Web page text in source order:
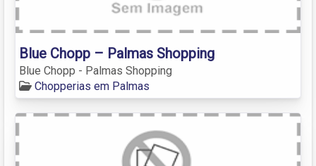
Blue Chopp – Palmas Shopping
Blue Chopp - Palmas Shopping
Chopperias em Palmas